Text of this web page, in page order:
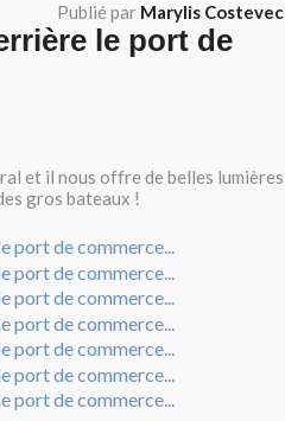
Publié par Marylis Costevec
le port de
et il nous offre de belles lumières
gros bateaux !